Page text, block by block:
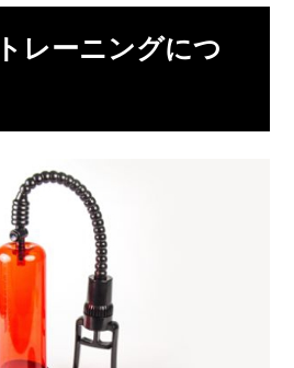
レーニングにつ